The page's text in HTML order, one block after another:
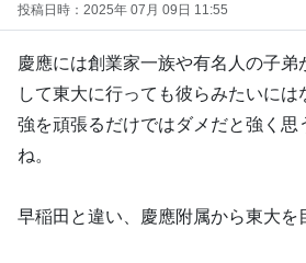
投稿日時：2025年 07月 09日 11:55
慶應には創業家一族や有名人の子弟
して東大に行っても彼らみたいに
強を頑張るだけではダメだと強く思
ね。
早稲田と違い、慶應附属から東大を